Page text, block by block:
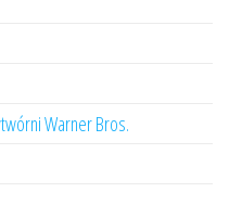
Warner Bros.